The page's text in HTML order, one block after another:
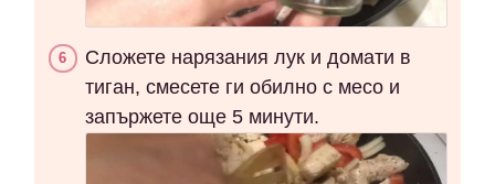
Сложете нарязания лук и домати в
тиган, смесете ги обилно с месо и
запържете още 5 минути.